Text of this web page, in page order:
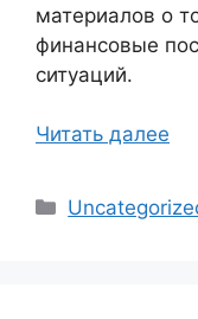
материалов о
финансовые
ситуаций.
Читать далее
Рубрики